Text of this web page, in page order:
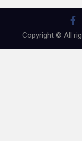
Copyright © All